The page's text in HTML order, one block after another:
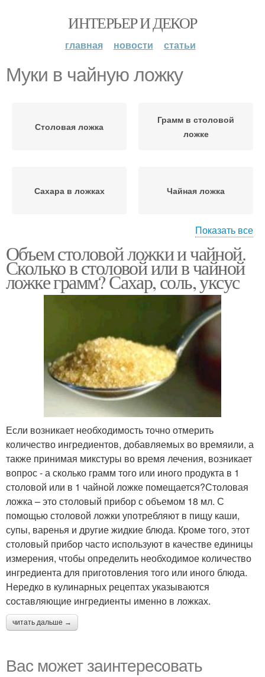
ИНТЕРЬЕР И ДЕКОР
главная новости статьи
Муки в чайную ложку
Столовая ложка
Грамм в столовой
ложке
Сахара в ложках Чайная ложка
Соли в столовой ложке Муки в столовой ложке
Муки в десертной
ложке
Миллилитры в чайной
или
Показать все
Объем столовой ложки и чайной.
Сколько в столовой или в чайной
ложке грамм? Сахар, соль, уксус
Если возникает необходимость точно отмерить
количество ингредиентов, добавляемых во времяили, а
также принимая микстуры во время лечения, возникает
вопрос - а сколько грамм того или иного продукта в 1
столовой или в 1 чайной ложке помещается?Столовая
ложка – это столовый прибор с объемом 18 мл. С
помощью столовой ложки употребляют в пищу каши,
супы, варенья и другие жидкие блюда. Кроме того, этот
столовый прибор часто используют в качестве единицы
измерения, чтобы определить необходимое количество
ингредиента для приготовления того или иного блюда.
Нередко в кулинарных рецептах указываются
составляющие ингредиенты именно в ложках.
читать дальше →
Вас может заинтересовать